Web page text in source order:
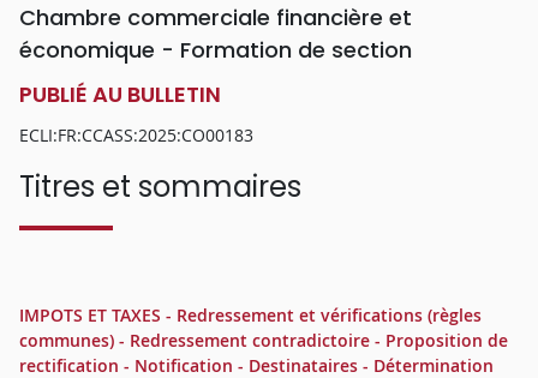
Chambre commerciale financière et
économique - Formation de section
PUBLIÉ AU BULLETIN
ECLI:FR:CCASS:2025:CO00183
Titres et sommaires
IMPOTS ET TAXES - Redressement et vérifications (règles
communes) - Redressement contradictoire - Proposition de
rectification - Notification - Destinataires - Détermination